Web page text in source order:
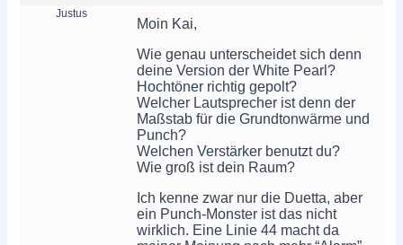
Justus
Moin Kai,
Wie genau unterscheidet sich denn
deine Version der White Pearl?
Hochtöner richtig gepolt?
Welcher Lautsprecher ist denn der
Maßstab für die Grundtonwärme und
Punch?
Welchen Verstärker benutzt du?
Wie groß ist dein Raum?
Ich kenne zwar nur die Duetta, aber
ein Punch-Monster ist das nicht
wirklich. Eine Linie 44 macht da